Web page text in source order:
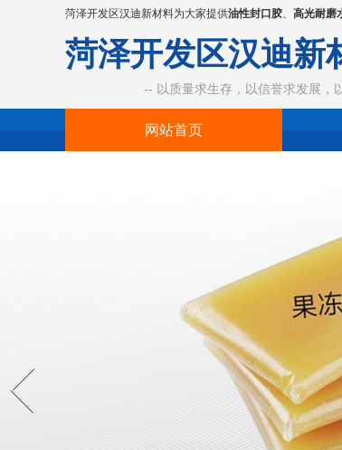
菏泽开发区汉迪新材料为大家提供油性封口胶、 高光耐磨
菏泽开发区汉迪新
-- 以质量求生存，以信誉求发展，
网站首页